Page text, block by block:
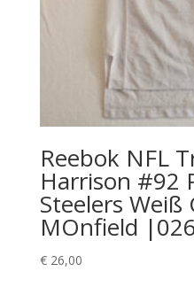
Reebok NFL
Harrison #92
Steelers Weiß
MOnfield
€26,00